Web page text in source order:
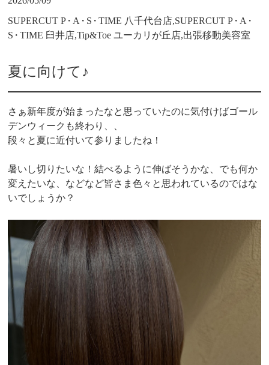
SUPERCUT P・ A・ S・TIME 八千代台店,SUPERCUT P・ A・
S・TIME 臼井店,Tip&Toe ユーカリが丘店,出張移動美容室
夏に向けて♪
さぁ新年度が始まったなと思っていたのに気付けばゴール
デンウィークも終わり、、
段々と夏に近付いて参りましたね！
暑いし切りたいな！結べるように伸ばそうかな、でも何か
変えたいな、などなど皆さま色々と思われているのではな
いでしょうか？